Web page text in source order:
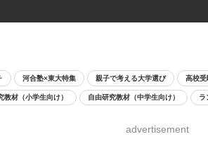
河合塾×東大特集 親子で考える大学選び 高校受
教材（小学生向け） 自由研究教材（中学生向け） ラ
advertisement